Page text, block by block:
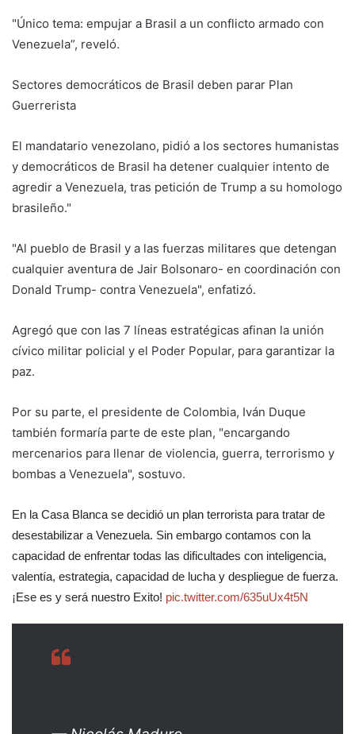
"Único tema: empujar a Brasil a un conflicto armado con
Venezuela”, reveló.
Sectores democráticos de Brasil deben parar Plan
Guerrerista
El mandatario venezolano, pidió a los sectores humanistas
y democráticos de Brasil ha detener cualquier intento de
agredir a Venezuela, tras petición de Trump a su homologo
brasileño."
"Al pueblo de Brasil y a las fuerzas militares que detengan
cualquier aventura de Jair Bolsonaro- en coordinación con
Donald Trump- contra Venezuela", enfatizó.
Agregó que con las 7 líneas estratégicas afinan la unión
cívico militar policial y el Poder Popular, para garantizar la
paz.
Por su parte, el presidente de Colombia, Iván Duque
también formaría parte de este plan, "encargando
mercenarios para llenar de violencia, guerra, terrorismo y
bombas a Venezuela", sostuvo.
En la Casa Blanca se decidió un plan terrorista para tratar de
desestabilizar a Venezuela. Sin embargo contamos con la
capacidad de enfrentar todas las dificultades con inteligencia,
valentía, estrategia, capacidad de lucha y despliegue de fuerza.
¡Ese es y será nuestro Exito! pic.twitter.com/635uUx4t5N